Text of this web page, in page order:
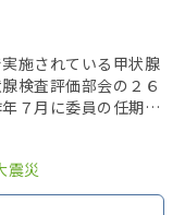
施されている甲状腺
検査評価部会の２６
７月に委員の任期を
り、鈴木元保内 […]
震災